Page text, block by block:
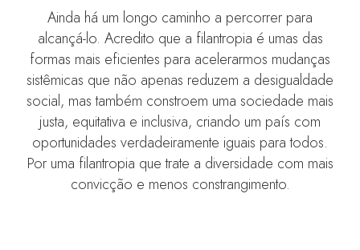
Ainda há um longo caminho a percorrer para
alcançá-lo. Acredito que a filantropia é umas das
formas mais eficientes para acelerarmos mudanças
sistêmicas que não apenas reduzem a desigualdade
social, mas também constroem uma sociedade mais
justa, equitativa e inclusiva, criando um país com
oportunidades verdadeiramente iguais para todos.
Por uma filantropia que trate a diversidade com mais
convicção e menos constrangimento.